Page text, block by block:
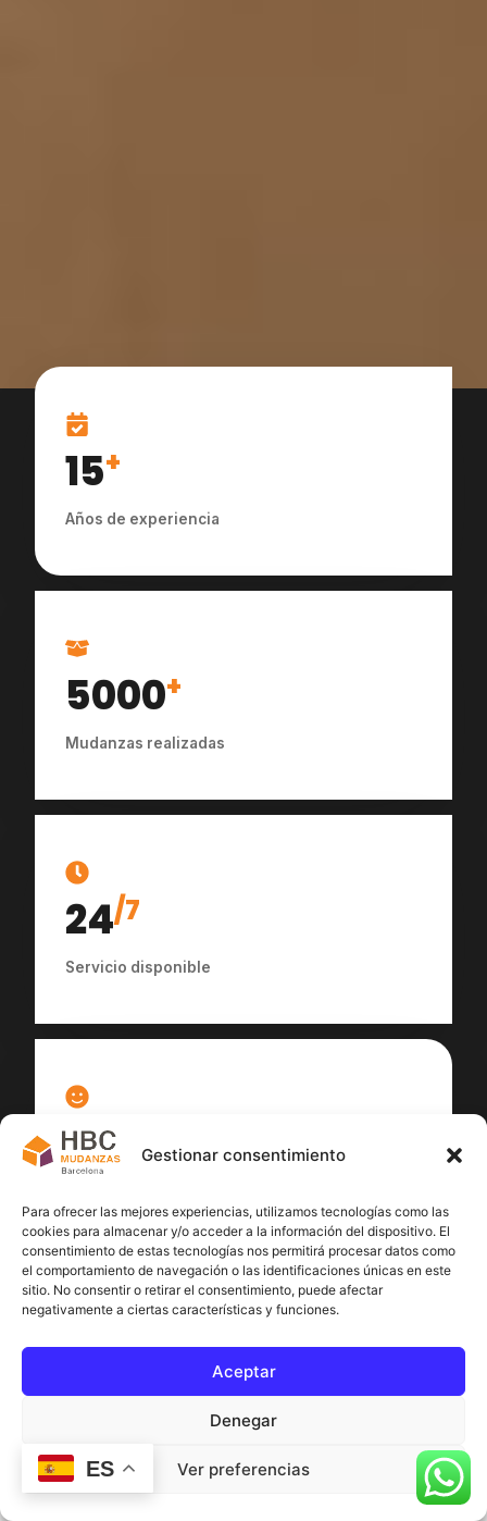
Gestionar consentimiento
Para ofrecer las mejores experiencias, utilizamos tecnologías como las
cookies para almacenar y/o acceder a la información del dispositivo. El
consentimiento de estas tecnologías nos permitirá procesar datos como
el comportamiento de navegación o las identificaciones únicas en este
sitio. No consentir o retirar el consentimiento, puede afectar
negativamente a ciertas características y funciones.
Aceptar
Denegar
Ver preferencias
15+
Años de experiencia
5000+
Mudanzas realizadas
24/7
Servicio disponible
100
ES